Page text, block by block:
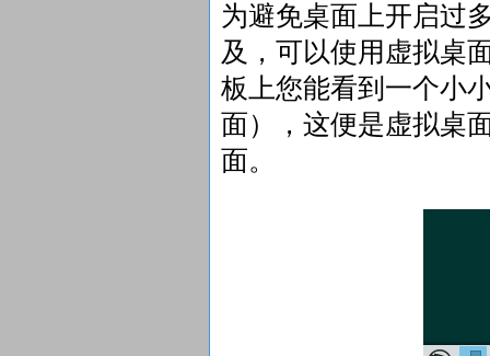
为避免桌面上开启过
及，可以使用虚拟桌
板上您能看到一个小
面），这便是虚拟桌
面。